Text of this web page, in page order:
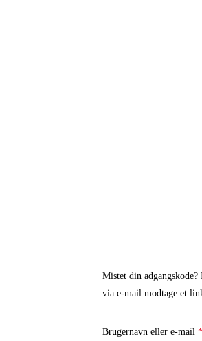
Mistet din
via e-mail modtage et
Brugernavn eller e-mail *